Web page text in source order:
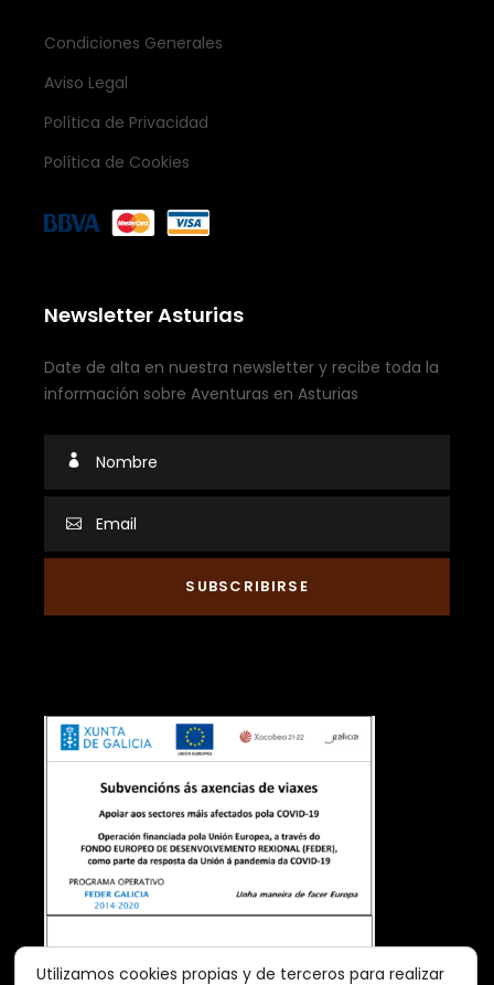
Condiciones Generales
Aviso Legal
Política de Privacidad
Política de Cookies
Newsletter Asturias
Date de alta en nuestra newsletter y recibe toda la
información sobre Aventuras en Asturias
Utilizamos cookies propias y de terceros para realizar